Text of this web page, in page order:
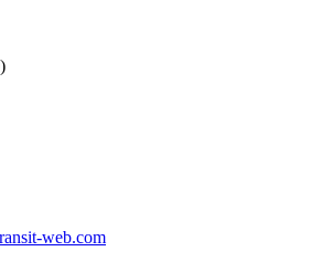
web.com